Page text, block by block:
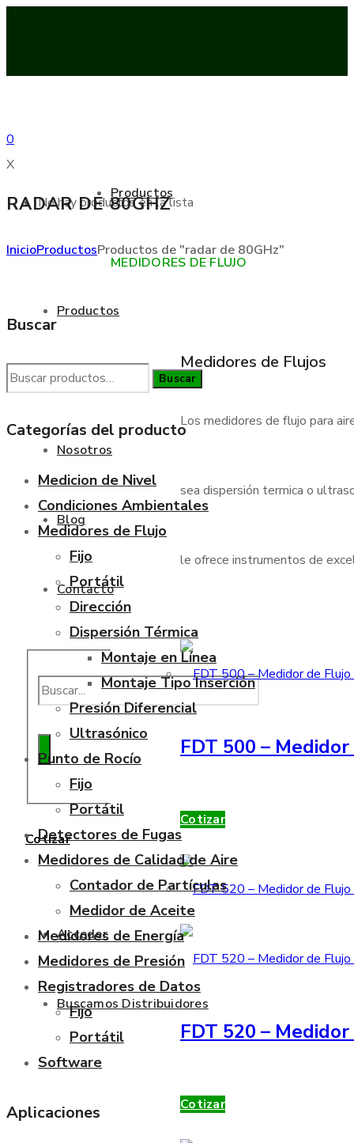
0
X
No hay productos en la lista
Productos
Aplicaciones
Nosotros
Blog
Contacto
Cotizar
Acceder
Buscamos Distribuidores
Productos
MEDIDORES DE FLUJO
Medidores de Flujos
Los medidores de flujo para
sea dispersión termica o
le ofrece instrumentos de
FDT 500 –
Cotizar
FDT 520 –
Cotizar
RADAR DE 80GHZ
InicioProductosProductos de "radar de 80GHz"
Buscar
Buscar
Buscar
Categorías del producto
Medicion de Nivel
Condiciones Ambientales
Medidores de Flujo
Fijo
Portátil
Dirección
Dispersión Térmica
Montaje en Línea
Montaje Tipo Inserción
Presión Diferencial
Ultrasónico
Punto de Rocío
Fijo
Portátil
Detectores de Fugas
Medidores de Calidad de Aire
Contador de Partículas
Medidor de Aceite
Medidores de Energía
Medidores de Presión
Registradores de Datos
Fijo
Portátil
Software
Aplicaciones